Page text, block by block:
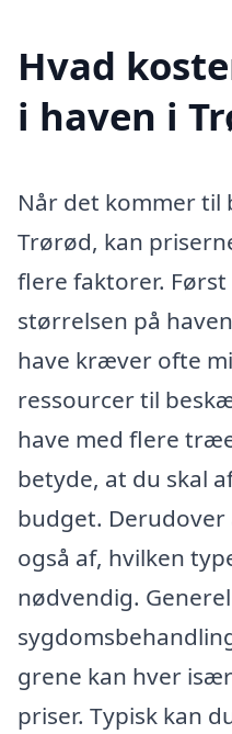
Hvad
i haven i
Når det kommer til
Trørød, kan
flere faktorer.
størrelsen på
have kræver ofte
ressourcer til
have med flere
betyde, at du skal
budget.
også af, hvilken
nødvendig.
grene kan hver
priser. Typisk kan